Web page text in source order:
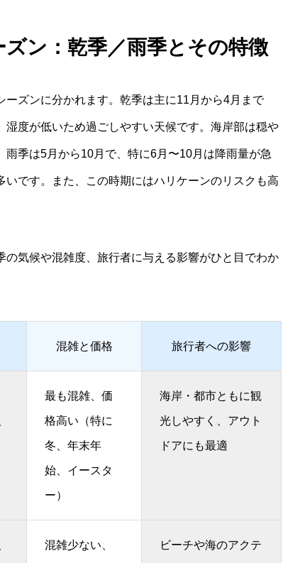
ン：乾季／雨季とその特徴
ーズンに分かれます。乾季は主に11月から4月まで
度が低いため過ごしやすい天候です。海岸部は穏や
季は5月から10月で、特に6月〜10月は降雨量が急
です。また、この時期にはハリケーンのリスクも高
気候や混雑度、旅行者に与える影響がひと目でわか
混雑と価格 旅行者への影響
最も混雑、価
格高い（特に
冬、年末年
始、イースタ
ー）
海岸・都市ともに観
光しやすく、アウト
ドアにも最適
混雑少ない、 ビーチや海のアクテ